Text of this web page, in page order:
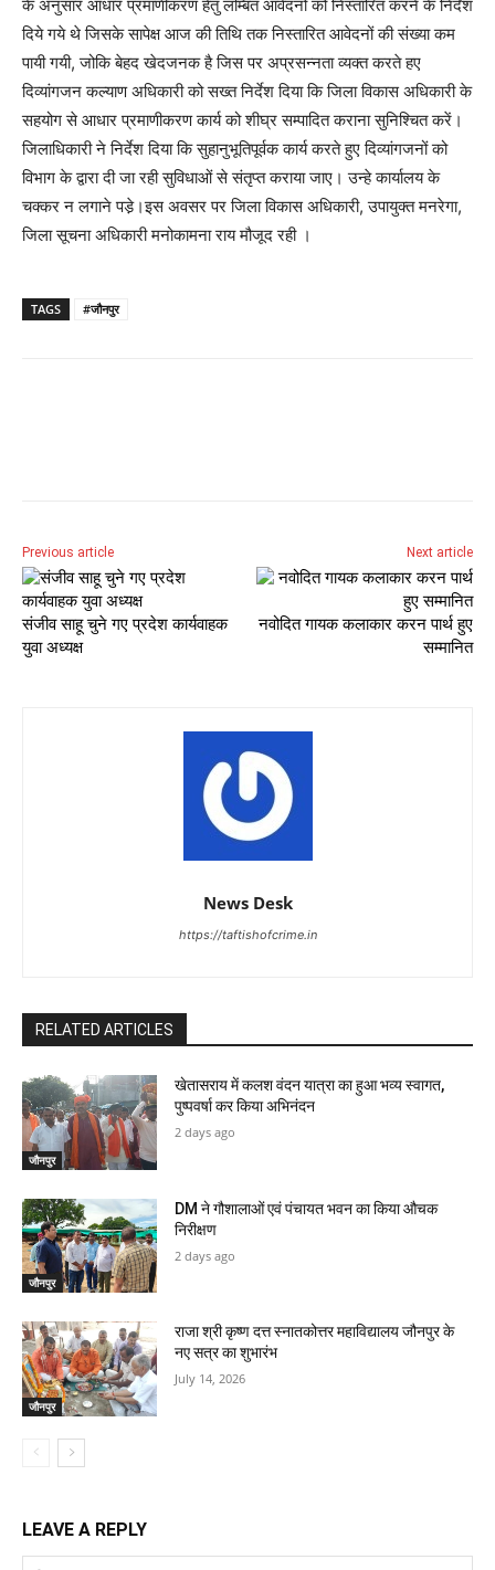
के अनुसार आधार प्रमाणीकरण हेतु लम्बित आवेदनों को निस्तारित करने के निर्देश
दिये गये थे जिसके सापेक्ष आज की तिथि तक निस्तारित आवेदनों की संख्या कम
पायी गयी, जोकि बेहद खेदजनक है जिस पर अप्रसन्नता व्यक्त करते हए
दिव्यांगजन कल्याण अधिकारी को सख्त निर्देश दिया कि जिला विकास अधिकारी के
सहयोग से आधार प्रमाणीकरण कार्य को शीघ्र सम्पादित कराना सुनिश्चित करें।
जिलाधिकारी ने निर्देश दिया कि सुहानुभूतिपूर्वक कार्य करते हुए दिव्यांगजनों को
विभाग के द्वारा दी जा रही सुविधाओं से संतृप्त कराया जाए। उन्हे कार्यालय के
चक्कर न लगाने पडे़।इस अवसर पर जिला विकास अधिकारी, उपायुक्त मनरेगा,
जिला सूचना अधिकारी मनोकामना राय मौजूद रही ।
TAGS #जौनपुर
Previous article
संजीव साहू चुने गए प्रदेश कार्यवाहक
युवा अध्यक्ष
Next article
नवोदित गायक कलाकार करन पार्थ हुए
सम्मानित
News Desk
https://taftishofcrime.in
RELATED ARTICLES
जौनपुर
खेतासराय में कलश वंदन यात्रा का हुआ भव्य स्वागत,
पुष्पवर्षा कर किया अभिनंदन
2 days ago
जौनपुर
DM ने गौशालाओं एवं पंचायत भवन का किया औचक
निरीक्षण
2 days ago
जौनपुर
राजा श्री कृष्ण दत्त स्नातकोत्तर महाविद्यालय जौनपुर के
नए सत्र का शुभारंभ
July 14, 2026
LEAVE A REPLY